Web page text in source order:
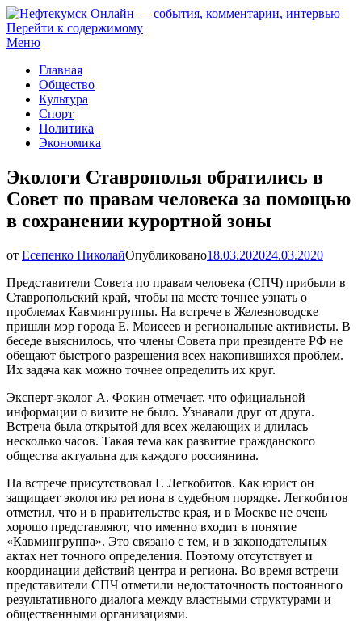
Нефтекумск Онлайн — события, комментарии, интервью
Перейти к содержимому
Меню
Главная
Общество
Культура
Спорт
Политика
Экономика
Экологи Ставрополья обратились в
Совет по правам человека за помощью
в сохранении курортной зоны
от Есепенко НиколайОпубликовано18.03.202024.03.2020
Представители Совета по правам человека (СПЧ) прибыли в
Ставропольский край, чтобы на месте точнее узнать о
проблемах Кавмингруппы. На встрече в Железноводске
пришли мэр города Е. Моисеев и региональные активисты. В
беседе выяснилось, что члены Совета при президенте РФ не
обещают быстрого разрешения всех накопившихся проблем.
Их задача как можно точнее определить их круг.
Эксперт-эколог А. Фокин отмечает, что официальной
информации о визите не было. Узнавали друг от друга.
Встреча была открытой для всех желающих и длилась
несколько часов. Такая тема как развитие гражданского
общества актуальна для каждого россиянина.
На встрече присутствовал Г. Легкобитов. Как юрист он
защищает экологию региона в судебном порядке. Легкобитов
отметил, что и в правительстве края, и в Москве не очень
хорошо представляют, что именно входит в понятие
«Кавмингруппа». Это связано с тем, и в законодательных
актах нет точного определения. Поэтому отсутствует и
координации действий центра и региона. Во время встречи
представители СПЧ отметили недостаточность постоянного
результативного диалога между властными структурами и
общественными организациями.